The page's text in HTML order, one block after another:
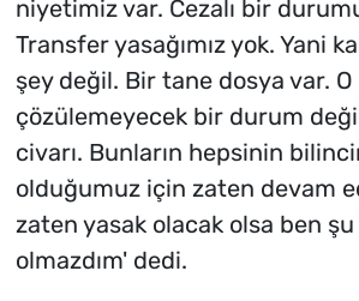
niyetimiz var. Cezalı bir
Transfer yasağımız yok. Yani
şey değil. Bir tane dosya var. O
çözülemeyecek bir durum
civarı. Bunların hepsinin
olduğumuz için zaten devam
zaten yasak olacak olsa ben
olmazdım' dedi.